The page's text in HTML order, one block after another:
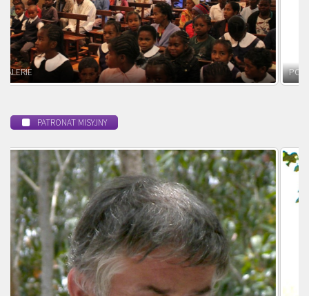
POWOŁANIE MISYJNE
PATRONAT MISYJNY